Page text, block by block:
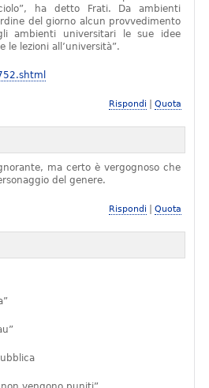
ha detto Frati. Da ambienti
del giorno alcun provvedimento
ambienti universitari le sue idee
le lezioni all’università”.
Rispondi Quota
ma certo è vergognoso che
del genere.
Rispondi Quota